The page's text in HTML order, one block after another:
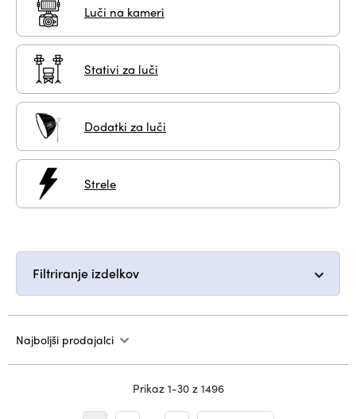
Luči na kameri
Stativi za luči
Dodatki za luči
Strele
Filtriranje izdelkov
Najboljši prodajalci
Prikaz 1-30 z 1496